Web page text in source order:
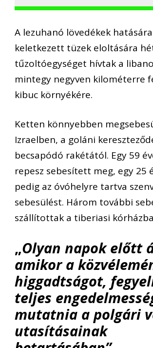
A lezuhanó lövedékek hatására
keletkezett tüzek eloltására
tűzoltóegységet hívtak a
mintegy negyven kilométerre
kibuc környékére.
Ketten könnyebben
Izraelben, a goláni
becsapódó rakétától. Egy 59
repesz sebesített meg, egy 25
pedig az óvóhelyre tartva
sebesülést. Három további
szállítottak a tiberiasi
„Olyan napok előtt
amikor a
higgadtságot,
teljes
mutatnia a polgári
utasításainak